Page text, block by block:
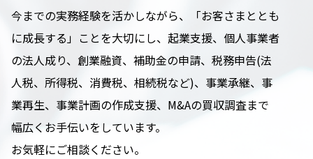
今までの実務経験を活かしながら、「お客さまととも
に成長する」ことを大切にし、起業支援、個人事業者
の法人成り、創業融資、補助金の申請、税務申告(法
人税、所得税、消費税、相続税など)、事業承継、事
業再生、事業計画の作成支援、M&Aの買収調査まで
幅広くお手伝いをしています。
お気軽にご相談ください。